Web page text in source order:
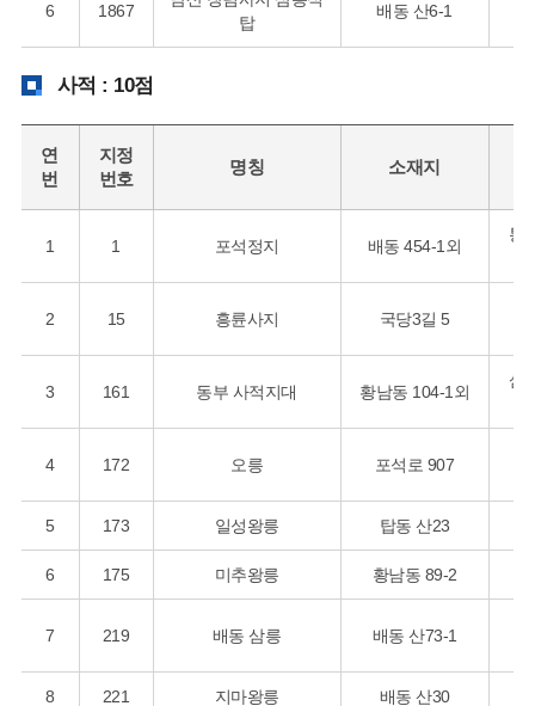
6 1867
탑
배동 산6-1
사적 : 10점
연
번
지정
번호
명칭 소재지
1 1 포석정지 배동 454-1외
통
2 15 흥륜사지 국당3길 5
3 161 동부 사적지대 황남동 104-1외
삼
4 172 오릉 포석로 907
5 173 일성왕릉 탑동 산23
6 175 미추왕릉 황남동 89-2
7 219 배동 삼릉 배동 산73-1
8 221 지마왕릉 배동 산30